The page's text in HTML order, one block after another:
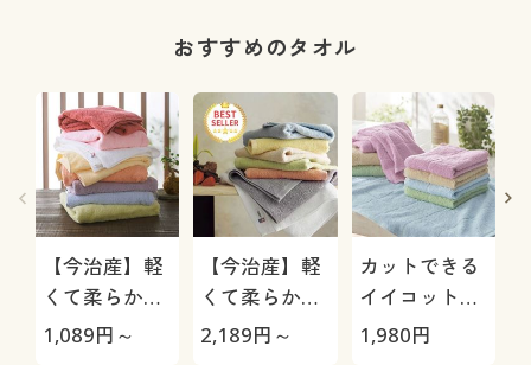
おすすめのタオル
【今治産】軽
くて柔らかい
タオル(1枚)
1,089円～
【今治産】軽
くて柔らかい
タオル(同色2
2,189円～
カットできる
イイコットン
製タオル(4枚
1,980円